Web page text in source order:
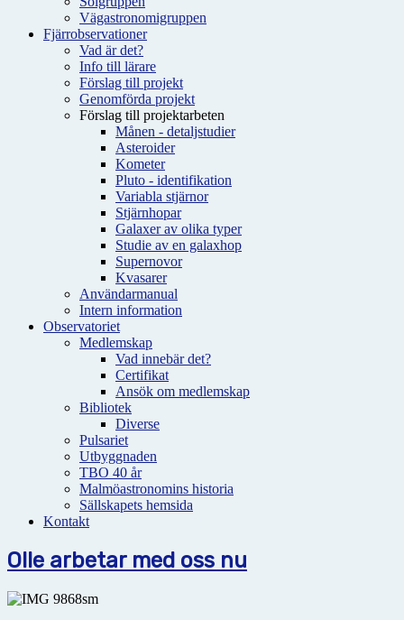
Vägastronomigruppen
Fjärrobservationer
Vad är det?
Info till lärare
Förslag till projekt
Genomförda projekt
Förslag till projektarbeten
Månen - detaljstudier
Asteroider
Kometer
Pluto - identifikation
Variabla stjärnor
Stjärnhopar
Galaxer av olika typer
Studie av en galaxhop
Supernovor
Kvasarer
Användarmanual
Intern information
Observatoriet
Medlemskap
Vad innebär det?
Certifikat
Ansök om medlemskap
Bibliotek
Diverse
Pulsariet
Utbyggnaden
TBO 40 år
Malmöastronomins historia
Sällskapets hemsida
Kontakt
Olle arbetar med oss nu